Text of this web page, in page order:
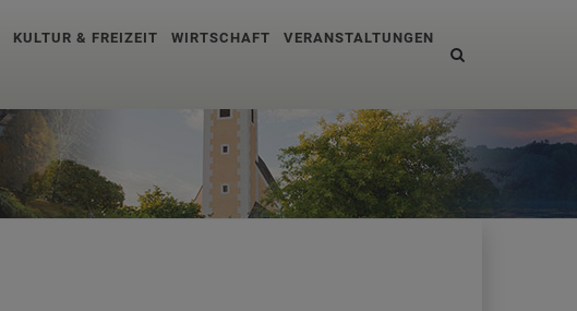
Site
KULTUR & FREIZEIT WIRTSCHAFT VERANSTALTUNGEN